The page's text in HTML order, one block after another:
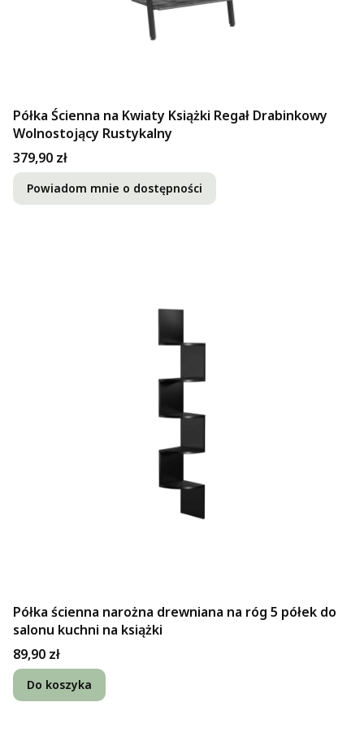
Półka Ścienna na Kwiaty Książki Regał Drabinkowy
Wolnostojący Rustykalny
Cena
379,90 zł
Powiadom mnie o dostępności
Półka ścienna narożna drewniana na róg 5 półek do
salonu kuchni na książki
Cena
89,90 zł
Do koszyka